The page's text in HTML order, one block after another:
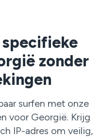
zonder
surfen met onze
voor Georgië. Krijg
IP-adres om veilig,